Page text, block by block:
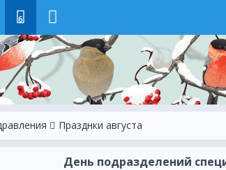
6
Празднки августа
День подразделений